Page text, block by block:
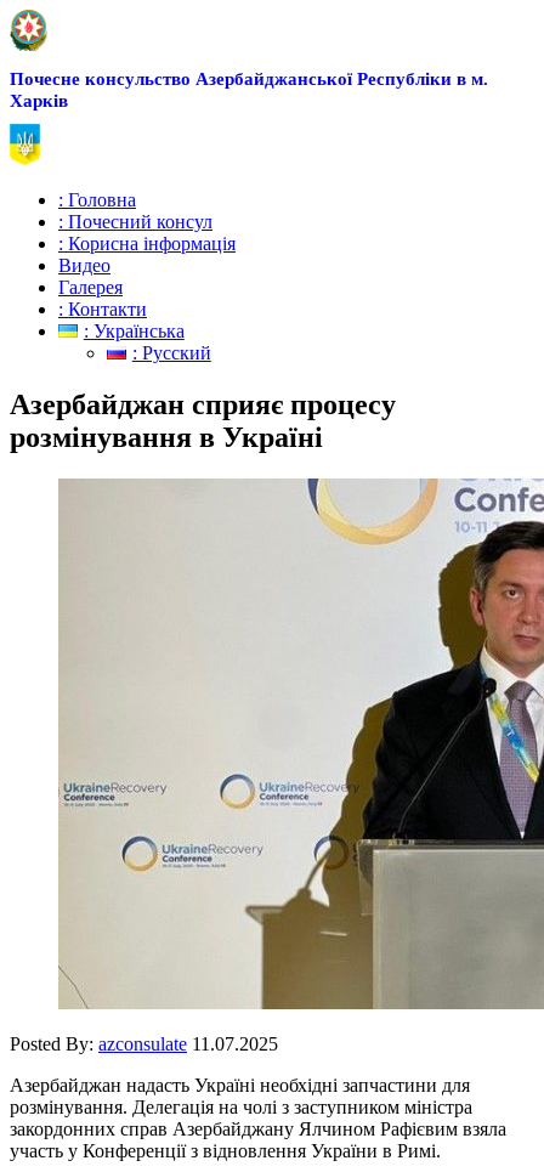
Почесне консульство Азербайджанської Республіки в м.
Харків
: Головна
: Почесний консул
: Корисна інформація
Видео
Галерея
: Контакти
: Українська
: Русский
Азербайджан сприяє процесу
розмінування в Україні
Posted By: azconsulate 11.07.2025
Азербайджан надасть Україні необхідні запчастини для
розмінування. Делегація на чолі з заступником міністра
закордонних справ Азербайджану Ялчином Рафієвим взяла
участь у Конференції з відновлення України в Римі.